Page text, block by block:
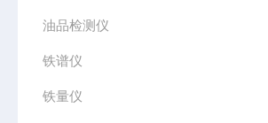
油品检测仪
铁谱仪
铁量仪